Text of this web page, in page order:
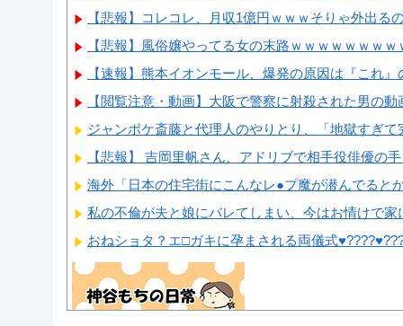
【悲報】コレコレ、月収1億円ｗｗｗそりゃ外出
【悲報】風俗嬢やってる女の末路ｗｗｗｗｗｗｗｗ
【速報】熊本イオンモール、爆発の原因は『これ』
【閲覧注意・動画】大阪で警察に射殺された男の
ジャンポケ斎藤と代理人のやりとり、「地獄すぎ
【悲報】 吉岡里帆さん、アドリブで相手役俳優の
海外「日本の住宅街にこんなレ●プ魔が潜んでると
私の不倫が夫と娘にバレてしまい、今はお情けで
おねショタ？エ□ガキに孕まされる両儀式